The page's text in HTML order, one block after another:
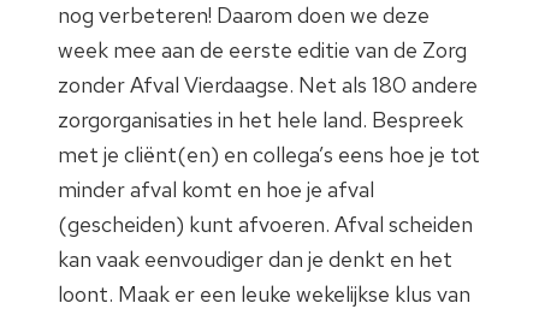
nog verbeteren! Daarom doen we deze
week mee aan de eerste editie van de Zorg
zonder Afval Vierdaagse. Net als 180 andere
zorgorganisaties in het hele land. Bespreek
met je cliënt(en) en collega’s eens hoe je tot
minder afval komt en hoe je afval
(gescheiden) kunt afvoeren. Afval scheiden
kan vaak eenvoudiger dan je denkt en het
loont. Maak er een leuke wekelijkse klus van